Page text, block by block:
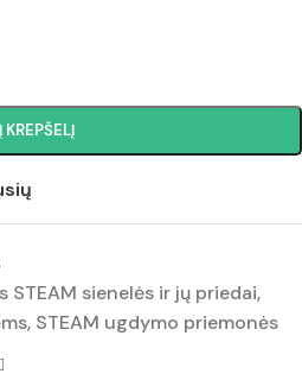
Į KREPŠELĮ
STEAM sienelės ir jų priedai,
, STEAM ugdymo priemonės